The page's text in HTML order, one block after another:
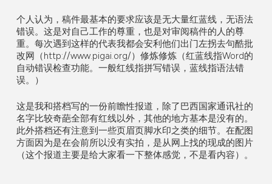
个人认为，稿件最基本的要求应该是无大量红蓝线，无语法
错误。这是对自己工作的尊重，也是对审阅稿件的人的尊
重。每次遇到这样的代表我都会安利他们出门左拐去句酷批
改网（http://www.pigai.org/）修炼修炼（红蓝线指Word的
自动错误检查功能。一般红线指拼写错误，蓝线指语法错
误。）
这是我和搭档写的一份前瞻性报道，除了巴西国家通讯社的
名字比较奇葩全部有红线以外，其他的地方基本是没有的。
此外搭档还有注意到一些页眉页脚水印之类的细节。在配图
方面因为是在会前所以没有实拍，是从网上找的现成的图片
（这个报道主要是给大家看一下整体感觉，不是看内容）。